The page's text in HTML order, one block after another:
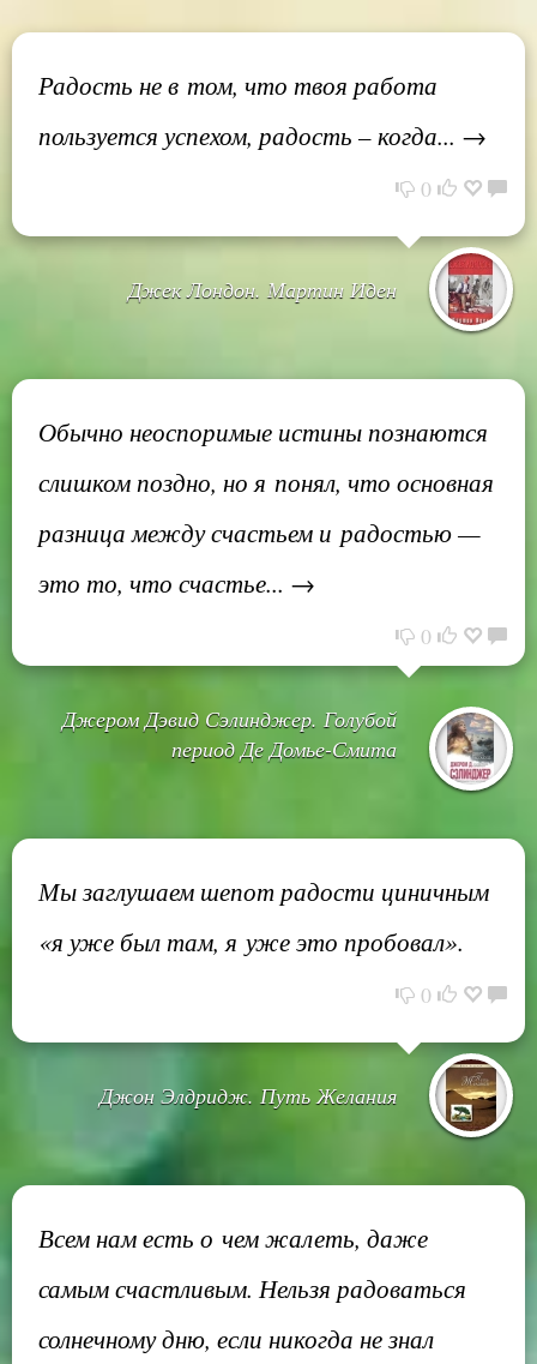
Радость не в том, что твоя работа
пользуется успехом, радость – когда... →
0
Джек Лондон. Мартин Иден
Обычно неоспоримые истины познаются
слишком поздно, но я понял, что основная
разница между счастьем и радостью —
это то, что счастье... →
0
Джером Дэвид Сэлинджер. Голубой
период Де Домье-Смита
Мы заглушаем шепот радости циничным
«я уже был там, я уже это пробовал».
0
Джон Элдридж. Путь Желания
Всем нам есть о чем жалеть, даже
самым счастливым. Нельзя радоваться
солнечному дню, если никогда не знал